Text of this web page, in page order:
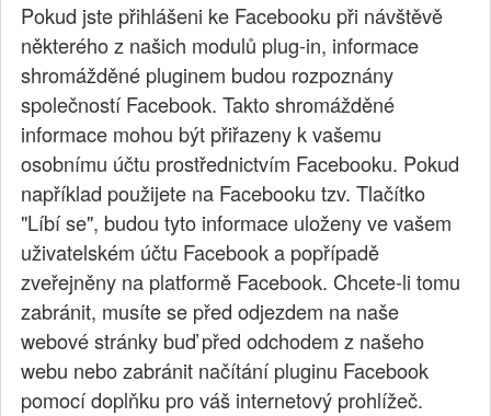
Pokud jste přihlášeni ke Facebooku při návštěvě
některého z našich modulů plug-in, informace
shromážděné pluginem budou rozpoznány
společností Facebook. Takto shromážděné
informace mohou být přiřazeny k vašemu
osobnímu účtu prostřednictvím Facebooku. Pokud
například použijete na Facebooku tzv. Tlačítko
"Líbí se", budou tyto informace uloženy ve vašem
uživatelském účtu Facebook a popřípadě
zveřejněny na platformě Facebook. Chcete-li tomu
zabránit, musíte se před odjezdem na naše
webové stránky buď před odchodem z našeho
webu nebo zabránit načítání pluginu Facebook
pomocí doplňku pro váš internetový prohlížeč.